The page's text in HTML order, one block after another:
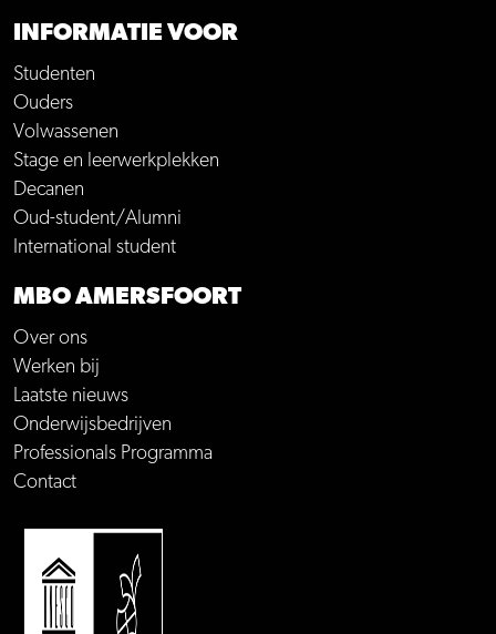
INFORMATIE VOOR
Studenten
Ouders
Volwassenen
Stage en leerwerkplekken
Decanen
Oud-student/Alumni
International student
MBO AMERSFOORT
Over ons
Werken bij
Laatste nieuws
Onderwijsbedrijven
Professionals Programma
Contact